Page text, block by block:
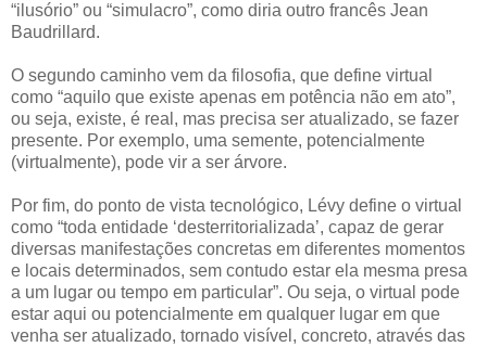
“ilusório” ou “simulacro”, como diria outro francês Jean
Baudrillard.
O segundo caminho vem da filosofia, que define virtual
como “aquilo que existe apenas em potência não em ato”,
ou seja, existe, é real, mas precisa ser atualizado, se fazer
presente. Por exemplo, uma semente, potencialmente
(virtualmente), pode vir a ser árvore.
Por fim, do ponto de vista tecnológico, Lévy define o virtual
como “toda entidade ‘desterritorializada’, capaz de gerar
diversas manifestações concretas em diferentes momentos
e locais determinados, sem contudo estar ela mesma presa
a um lugar ou tempo em particular”. Ou seja, o virtual pode
estar aqui ou potencialmente em qualquer lugar em que
venha ser atualizado, tornado visível, concreto, através das